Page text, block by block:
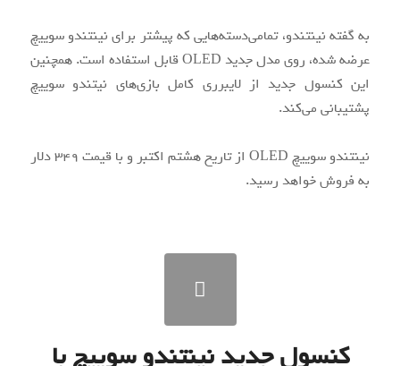
به گفته نینتندو، تما‌می‌دسته‌‌هایی که پیشتر برای نینتندو سوییچ
عرضه شده، روی مدل جدید OLED قابل استفاده است. همچنین
این کنسول جدید از لایبرری کامل بازی‌‌های نیتندو سوییچ
پشتیبانی ‌می‌کند.
نینتندو سوییچ OLED از تاریخ هشتم اکتبر و با قیمت 349 دلار
به فروش خواهد رسید.
کنسول جدید نینتندو سوییچ با